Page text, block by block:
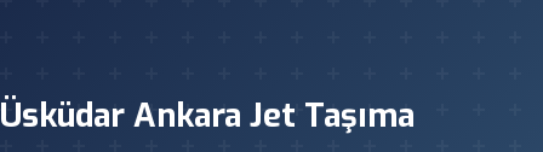
Üsküdar Ankara Jet Taşıma